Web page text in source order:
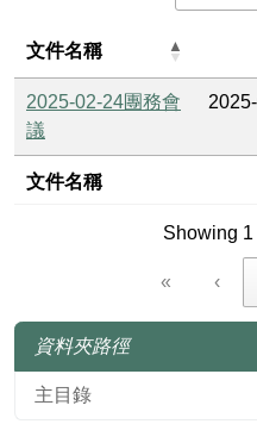
文件名稱
文件名稱
2025-02-24團務會
議
Showing 1
« ‹
資料夾路徑
主目錄